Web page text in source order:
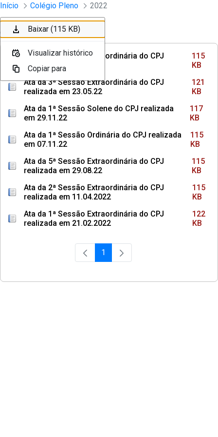
Pular para o Conteúdo principal
Sessões e Reuniões - Documentos
Início Colégio Pleno 2022
Ordenar Filtro
Ata da 4ª Sessão Extraordinária do CPJ
realizada em 01.08.22
115
KB
Ata da 3ª Sessão Extraordinária do CPJ
realizada em 23.05.22
121
KB
Ata da 1ª Sessão Solene do CPJ realizada
em 29.11.22
117
KB
Ata da 1ª Sessão Ordinária do CPJ realizada
em 07.11.22
115
KB
Ata da 5ª Sessão Extraordinária do CPJ
realizada em 29.08.22
115
KB
Ata da 2ª Sessão Extraordinária do CPJ
realizada em 11.04.2022
115
KB
Ata da 1ª Sessão Extraordinária do CPJ
realizada em 21.02.2022
122
KB
Página
1
Baixar (115 KB)
Visualizar histórico
Copiar para
Baixar (121 KB)
Visualizar histórico
Copiar para
Baixar (117 KB)
Visualizar histórico
Copiar para
Baixar (115 KB)
Visualizar histórico
Copiar para